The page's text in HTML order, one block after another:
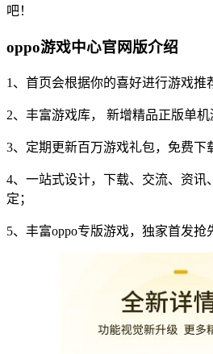
吧！
oppo游戏中心官网版介绍
1、首页会根据你的喜好进行游戏推
2、丰富游戏库， 新增精品正版单机
3、定期更新百万游戏礼包，免费下
4、一站式设计，下载、交流、资讯
定；
5、丰富oppo专版游戏，独家首发抢